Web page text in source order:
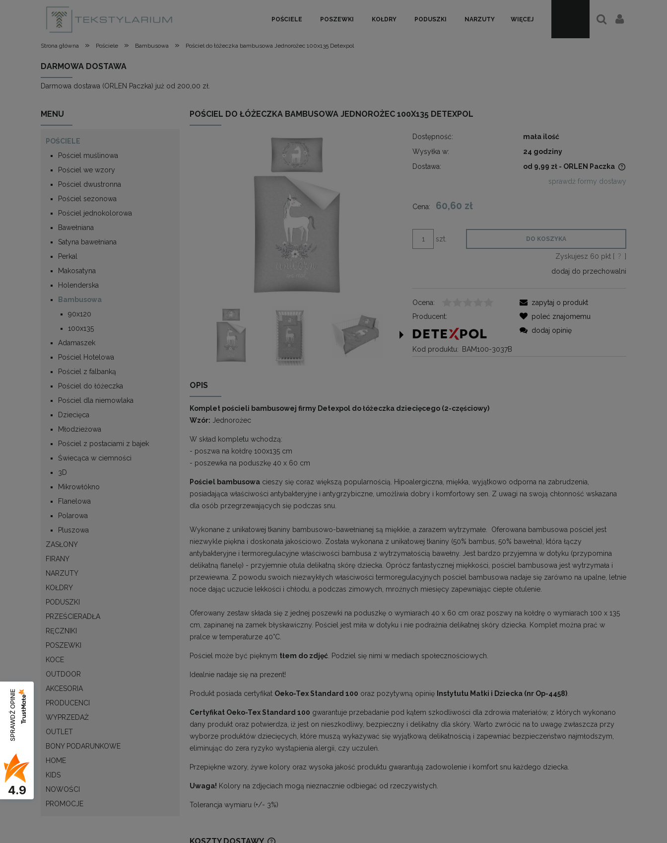
POŚCIELE POSZEWKI KOŁDRY PODUSZKI NARZUTY WIĘCEJ
Strona główna » Pościele » Bambusowa » Pościel do łóżeczka bambusowa Jednorożec 100x135 Detexpol
DARMOWA DOSTAWA
Darmowa dostawa (ORLEN Paczka) już od 200,00 zł.
MENU
POŚCIELE
Pościel muślinowa
Pościel we wzory
Pościel dwustronna
Pościel sezonowa
Pościel jednokolorowa
Bawełniana
Satyna bawełniana
Perkal
Makosatyna
Holenderska
Bambusowa
90x120
100x135
Adamaszek
Pościel Hotelowa
Pościel z falbanką
Pościel do łóżeczka
Pościel dla niemowlaka
Dziecięca
Młodzieżowa
Pościel z postaciami z bajek
Świecąca w ciemności
3D
Mikrowłókno
Flanelowa
Polarowa
Pluszowa
ZASŁONY
FIRANY
NARZUTY
KOŁDRY
PODUSZKI
PRZEŚCIERADŁA
RĘCZNIKI
POSZEWKI
KOCE
OUTDOOR
AKCESORIA
PRODUCENCI
WYPRZEDAŻ
OUTLET
BONY PODARUNKOWE
HOME
KIDS
NOWOŚCI
PROMOCJE
POŚCIEL DO ŁÓŻECZKA BAMBUSOWA JEDNOROŻEC 100X135 DETEXPOL
Dostępność:
mała ilość
Wysyłka w:
24 godziny
Dostawa:
od 9,99 zł - ORLEN Paczka
sprawdź formy dostawy
Cena: 60,60 zł
szt. DO KOSZYKA
Zyskujesz 60 pkt [ ? ]
dodaj do przechowalni
Ocena:
Producent:
Kod produktu: BAM100-3037B
zapytaj o produkt
poleć znajomemu
dodaj opinię
OPIS
Komplet pościeli bambusowej firmy Detexpol do łóżeczka dziecięcego (2-częściowy)
Wzór: Jednorożec
W skład kompletu wchodzą:
- poszwa na kołdrę 100x135 cm
- poszewka na poduszkę 40 x 60 cm
Pościel bambusowa cieszy się coraz większą popularnością. Hipoalergiczna, miękka, wyjątkowo odporna na zabrudzenia,
posiadająca właściwości antybakteryjne i antygrzybiczne, umożliwia dobry i komfortowy sen. Z uwagi na swoją chłonność wskazana
dla osób przegrzewających się podczas snu.
Wykonane z unikatowej tkaniny bambusowo-bawełnianej są miękkie, a zarazem wytrzymałe. Oferowana bambusowa pościel jest
niezwykle piękna i doskonała jakościowo. Została wykonana z unikatowej tkaniny (50% bambus, 50% bawełna), która łączy
antybakteryjne i termoregulacyjne właściwości bambusa z wytrzymałością bawełny. Jest bardzo przyjemna w dotyku (przypomina
delikatną flanelę) - przyjemnie otula delikatną skórę dziecka. Oprócz fantastycznej miękkości, pościel bambusowa jest wytrzymała i
przewiewna. Z powodu swoich niezwykłych właściwości termoregulacyjnych pościel bambusowa nadaje się zarówno na upalne, letnie
noce dając uczucie lekkości i chłodu, a podczas zimowych, mroźnych miesięcy zapewniając ciepłe otulenie.
Oferowany zestaw składa się z jednej poszewki na poduszkę o wymiarach 40 x 60 cm oraz poszwy na kołdrę o wymiarach 100 x 135
cm, zapinanej na zamek błyskawiczny. Pościel jest miła w dotyku i nie podrażnia delikatnej skóry dziecka. Komplet można prać w
pralce w temperaturze 40°C.
Pościel może być pięknym tłem do zdjęć . Podziel się nimi w mediach społecznościowych.
Idealnie nadaje się na prezent!
Produkt posiada certyfikat Oeko-Tex Standard 100 oraz pozytywną opinię Instytutu Matki i Dziecka (nr Op-4458)
Certyfikat Oeko-Tex Standard 100 gwarantuje przebadanie pod kątem szkodliwości dla zdrowia materiałów, z których wykonano
dany produkt oraz potwierdza, iż jest on nieszkodliwy, bezpieczny i delikatny dla skóry. Warto zwrócić na to uwagę zwłaszcza przy
wyborze produktów dziecięcych, które muszą wykazywać się wyjątkową delikatnością i zapewniać bezpieczeństwo najmłodszym,
eliminując do zera ryzyko wystąpienia alergii, czy uczuleń.
Przepiękne wzory, żywe kolory oraz wysoka jakość produktu gwarantują zadowolenie i komfort snu każdego dziecka.
Uwaga! Kolory na zdjęciach mogą nieznacznie odbiegać od rzeczywistych.
Tolerancja wymiaru (+/- 3%)
KOSZTY DOSTAWY
SPRAWDŹ OPINIE
4.9